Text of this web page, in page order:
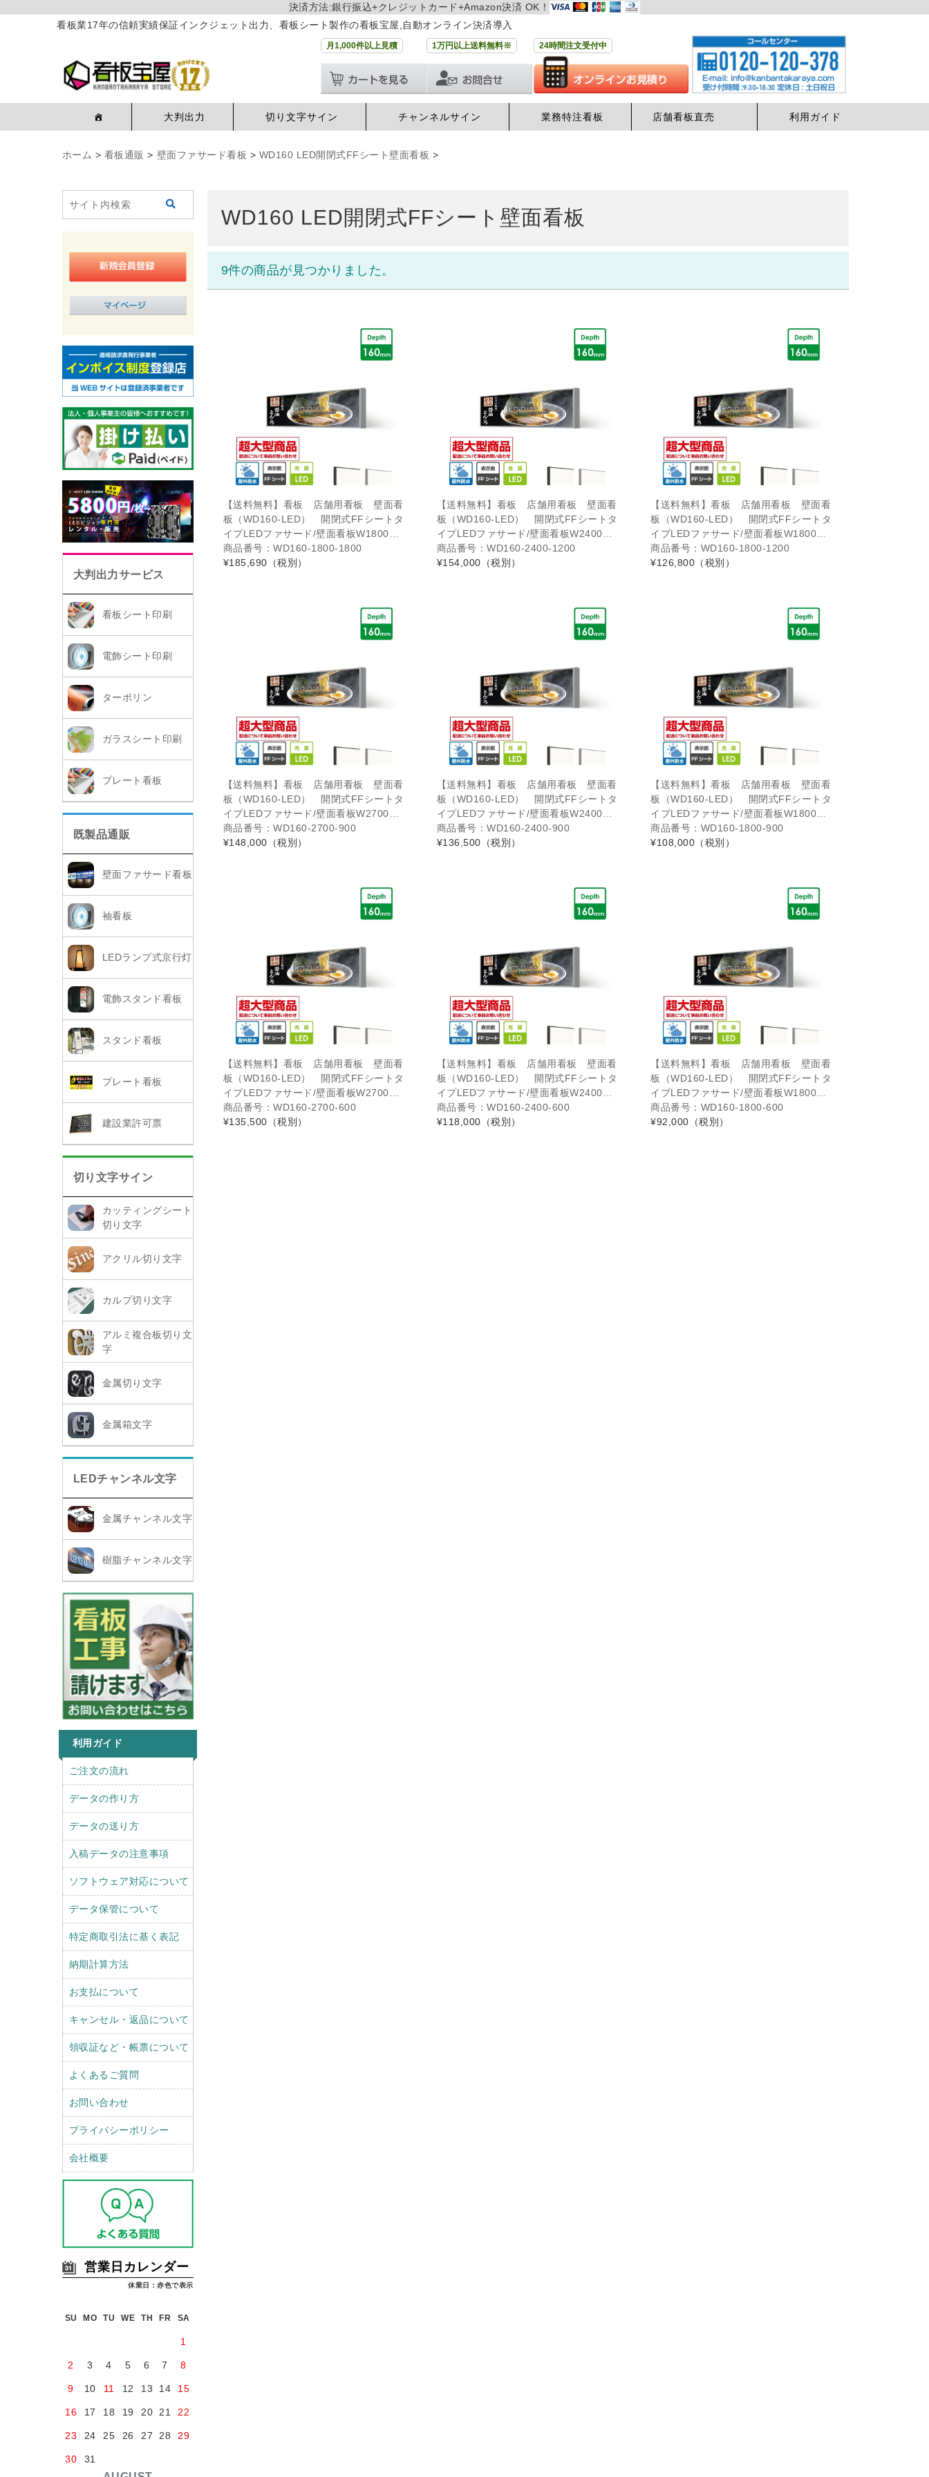
決済方法:銀行振込+クレジットカード+Amazon決済 OK！
看板業17年の信頼実績保証インクジェット出力、看板シート製作の看板宝屋,自動オンライン決済導入
月1,000件以上見積 1万円以上送料無料※ 24時間注文受付中
大判出力 切り文字サイン チャンネルサイン 業務特注看板 店舗看板直売 利用ガイド
ホーム > 看板通販 > 壁面ファサード看板 > WD160 LED開閉式FFシート壁面看板 >
大判出力サービス
看板シート印刷
電飾シート印刷
ターポリン
ガラスシート印刷
プレート看板
既製品通販
壁面ファサード看板
袖看板
LEDランプ式京行灯
電飾スタンド看板
スタンド看板
プレート看板
建設業許可票
切り文字サイン
カッティングシート
切り文字
アクリル切り文字
カルプ切り文字
アルミ複合板切り文
字
金属切り文字
金属箱文字
LEDチャンネル文字
金属チャンネル文字
樹脂チャンネル文字
利用ガイド
r
ご注文の流れ
データの作り方
データの送り方
入稿データの注意事項
ソフトウェア対応について
データ保管について
特定商取引法に基く表記
納期計算方法
お支払について
キャンセル・返品について
領収証など・帳票について
よくあるご質問
お問い合わせ
プライバシーポリシー
会社概要
営業日カレンダー
休業日：赤色で表示
SU MO TU WE TH FR SA
1
2 3 4 5 6 7 8
9 10 11 12 13 14 15
16 17 18 19 20 21 22
23 24 25 26 27 28 29
30 31
WD160 LED開閉式FFシート壁面看板
9件の商品が見つかりました。
【送料無料】看板 店舗用看板 壁面看
板（WD160-LED） 開閉式FFシートタ
イプLEDファサード/壁面看板W1800…
商品番号：WD160-1800-1800
¥185,690 （税別）
【送料無料】看板 店舗用看板 壁面看
板（WD160-LED） 開閉式FFシートタ
イプLEDファサード/壁面看板W2400…
商品番号：WD160-2400-1200
¥154,000 （税別）
【送料無料】看板 店舗用看板 壁面看
板（WD160-LED） 開閉式FFシートタ
イプLEDファサード/壁面看板W1800…
商品番号：WD160-1800-1200
¥126,800 （税別）
【送料無料】看板 店舗用看板 壁面看
板（WD160-LED） 開閉式FFシートタ
イプLEDファサード/壁面看板W2700…
商品番号：WD160-2700-900
¥148,000 （税別）
【送料無料】看板 店舗用看板 壁面看
板（WD160-LED） 開閉式FFシートタ
イプLEDファサード/壁面看板W2400…
商品番号：WD160-2400-900
¥136,500 （税別）
【送料無料】看板 店舗用看板 壁面看
板（WD160-LED） 開閉式FFシートタ
イプLEDファサード/壁面看板W1800…
商品番号：WD160-1800-900
¥108,000 （税別）
【送料無料】看板 店舗用看板 壁面看
板（WD160-LED） 開閉式FFシートタ
イプLEDファサード/壁面看板W2700…
商品番号：WD160-2700-600
¥135,500 （税別）
【送料無料】看板 店舗用看板 壁面看
板（WD160-LED） 開閉式FFシートタ
イプLEDファサード/壁面看板W2400…
商品番号：WD160-2400-600
¥118,000 （税別）
【送料無料】看板 店舗用看板 壁面看
板（WD160-LED） 開閉式FFシートタ
イプLEDファサード/壁面看板W1800…
商品番号：WD160-1800-600
¥92,000 （税別）